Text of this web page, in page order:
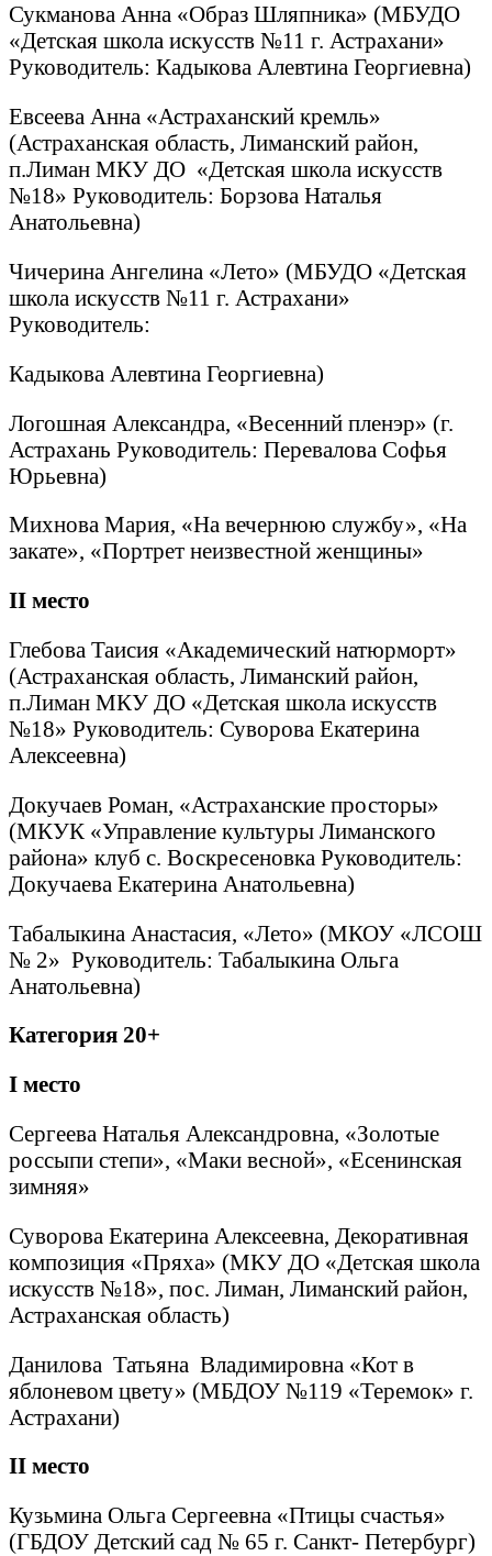
Сукманова Анна «Образ Шляпника» (МБУДО
«Детская школа искусств №11 г. Астрахани»
Руководитель: Кадыкова Алевтина Георгиевна)
Евсеева Анна «Астраханский кремль»
(Астраханская область, Лиманский район,
п.Лиман МКУ ДО «Детская школа искусств
№18» Руководитель: Борзова Наталья
Анатольевна)
Чичерина Ангелина «Лето» (МБУДО «Детская
школа искусств №11 г. Астрахани»
Руководитель:
Кадыкова Алевтина Георгиевна)
Логошная Александра, «Весенний пленэр» (г.
Астрахань Руководитель: Перевалова Софья
Юрьевна)
Михнова Мария, «На вечернюю службу», «На
закате», «Портрет неизвестной женщины»
II место
Глебова Таисия «Академический натюрморт»
(Астраханская область, Лиманский район,
п.Лиман МКУ ДО «Детская школа искусств
№18» Руководитель: Суворова Екатерина
Алексеевна)
Докучаев Роман, «Астраханские просторы»
(МКУК «Управление культуры Лиманского
района» клуб с. Воскресеновка Руководитель:
Докучаева Екатерина Анатольевна)
Табалыкина Анастасия, «Лето» (МКОУ «ЛСОШ
№ 2» Руководитель: Табалыкина Ольга
Анатольевна)
Категория 20+
I место
Сергеева Наталья Александровна, «Золотые
россыпи степи», «Маки весной», «Есенинская
зимняя»
Суворова Екатерина Алексеевна, Декоративная
композиция «Пряха» (МКУ ДО «Детская школа
искусств №18», пос. Лиман, Лиманский район,
Астраханская область)
Данилова Татьяна Владимировна «Кот в
яблоневом цвету» (МБДОУ №119 «Теремок» г.
Астрахани)
II место
Кузьмина Ольга Сергеевна «Птицы счастья»
(ГБДОУ Детский сад № 65 г. Санкт- Петербург)